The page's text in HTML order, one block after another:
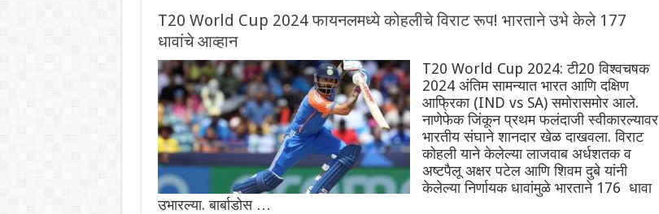
T20 World Cup 2024 फायनलमध्ये कोहलीचे विराट रूप! भारताने उभे केले 177
धावांचे आव्हान
T20 World Cup 2024: टी20 विश्वचषक
2024 अंतिम सामन्यात भारत आणि दक्षिण
आफ्रिका (IND vs SA) समोरासमोर आले.
नाणेफेक जिंकून प्रथम फलंदाजी स्वीकारल्यावर
भारतीय संघाने शानदार खेळ दाखवला. विराट
कोहली याने केलेल्या लाजवाब अर्धशतक व
अष्टपैलू अक्षर पटेल आणि शिवम दुबे यांनी
केलेल्या निर्णायक धावांमुळे भारताने 176 धावा
उभारल्या. बार्बाडोस …